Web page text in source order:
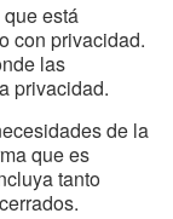
está
con privacidad.
las
privacidad.
de la
que es
tanto